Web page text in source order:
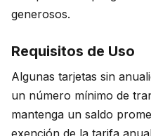
generosos.
Requisitos de Uso
Algunas tarjetas sin
un número mínimo de
mantenga un saldo
exención de la tarifa